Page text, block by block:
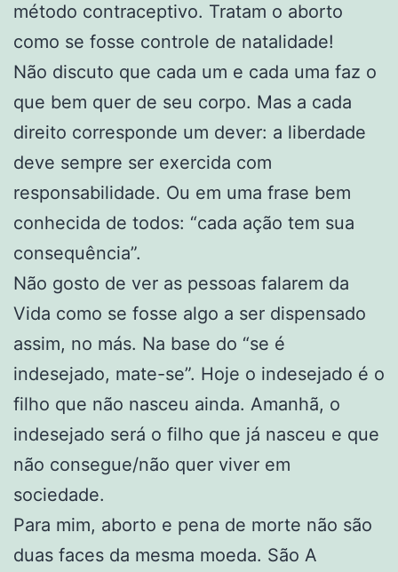
método contraceptivo. Tratam o aborto
como se fosse controle de natalidade!
Não discuto que cada um e cada uma faz o
que bem quer de seu corpo. Mas a cada
direito corresponde um dever: a liberdade
deve sempre ser exercida com
responsabilidade. Ou em uma frase bem
conhecida de todos: “cada ação tem sua
consequência”.
Não gosto de ver as pessoas falarem da
Vida como se fosse algo a ser dispensado
assim, no más. Na base do “se é
indesejado, mate-se”. Hoje o indesejado é o
filho que não nasceu ainda. Amanhã, o
indesejado será o filho que já nasceu e que
não consegue/não quer viver em
sociedade.
Para mim, aborto e pena de morte não são
duas faces da mesma moeda. São A